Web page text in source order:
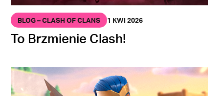
BLOG – CLASH OF CLANS 1 KWI 2026
To Brzmienie Clash!